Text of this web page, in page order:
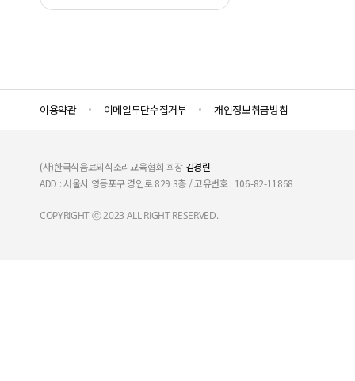
이용약관 이메일무단수집거부 개인정보취급방침
(사)한국식음료외식조리교육협회 회장 김경린
ADD : 서울시 영등포구 경인로 829 3층 / 고유번호 : 106-82-11868
COPYRIGHT ⓒ 2023 ALL RIGHT RESERVED.